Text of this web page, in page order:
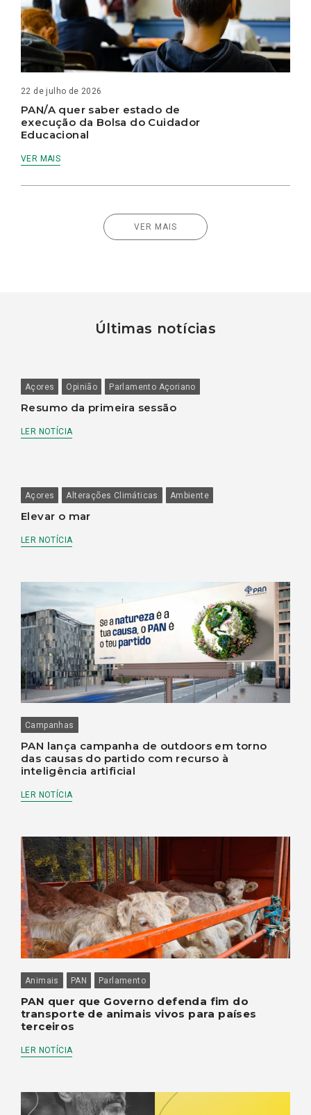
22 de julho de 2026
PAN/A quer saber estado de
execução da Bolsa do Cuidador
Educacional
VER MAIS
VER MAIS
Últimas notícias
Açores Opinião Parlamento Açoriano
Resumo da primeira sessão
LER NOTÍCIA
Açores Alterações Climáticas Ambiente
Elevar o mar
LER NOTÍCIA
Campanhas
PAN lança campanha de outdoors em torno
das causas do partido com recurso à
inteligência artificial
LER NOTÍCIA
Animais PAN Parlamento
PAN quer que Governo defenda fim do
transporte de animais vivos para países
terceiros
LER NOTÍCIA